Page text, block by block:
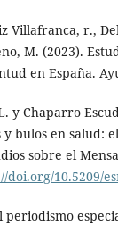
Villafranca, r.,
M. (2023).
en España.
y Chaparro
bulos en salud:
sobre el
doi.org/10.5209/